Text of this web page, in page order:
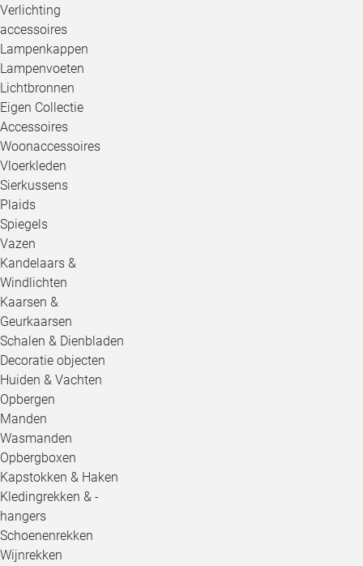
Verlichting
accessoires
Lampenkappen
Lampenvoeten
Lichtbronnen
Eigen Collectie
Accessoires
Woonaccessoires
Vloerkleden
Sierkussens
Plaids
Spiegels
Vazen
Kandelaars &
Windlichten
Kaarsen &
Geurkaarsen
Schalen & Dienbladen
Decoratie objecten
Huiden & Vachten
Opbergen
Manden
Wasmanden
Opbergboxen
Kapstokken & Haken
Kledingrekken & -
hangers
Schoenenrekken
Wijnrekken